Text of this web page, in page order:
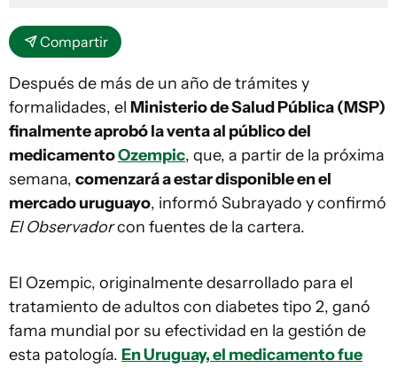
Compartir
Después de más de un año de trámites y
formalidades, el Ministerio de Salud Pública (MSP)
finalmente aprobó la venta al público del
medicamentoOzempic, que, a partir de la próxima
semana, comenzará a estar disponible en el
mercado uruguayo, informó Subrayado y confirmó
El Observadorcon fuentes de la cartera.
El Ozempic, originalmente desarrollado para el
tratamiento de adultos con diabetes tipo 2, ganó
fama mundial por su efectividad en la gestión de
esta patología. En Uruguay, el medicamento fue